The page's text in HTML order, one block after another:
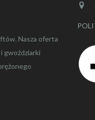
Nasza oferta
gwoździarki